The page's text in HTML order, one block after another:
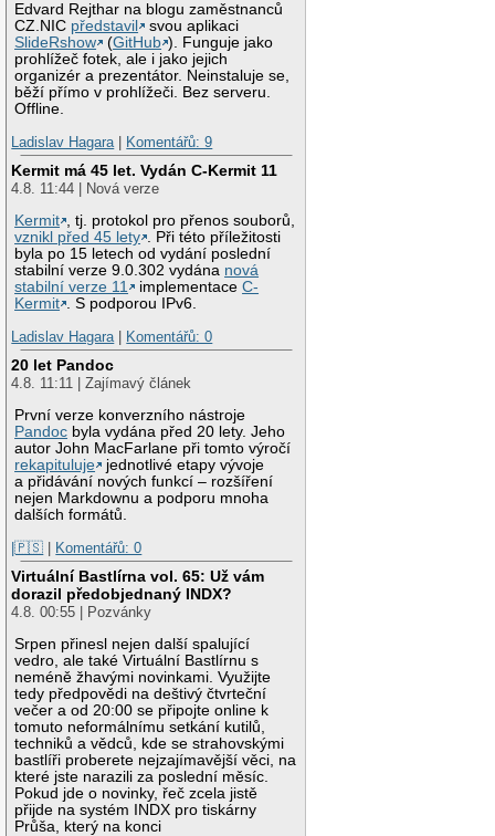
Edvard Rejthar na blogu zaměstnanců
CZ.NIC představil
svou aplikaci
SlideRshow
(GitHub ). Funguje jako
prohlížeč fotek, ale i jako jejich
organizér a prezentátor. Neinstaluje se,
běží přímo v prohlížeči. Bez serveru.
Offline.
Ladislav Hagara | Komentářů: 9
Kermit má 45 let. Vydán C-Kermit 11
4.8. 11:44 | Nová verze
Kermit , tj. protokol pro přenos souborů,
vznikl před 45 lety . Při této příležitosti
byla po 15 letech od vydání poslední
stabilní verze 9.0.302 vydána nová
stabilní verze 11
implementaceC-
Kermit . S podporou IPv6.
Ladislav Hagara | Komentářů: 0
20 let Pandoc
4.8. 11:11 | Zajímavý článek
První verze konverzního nástroje
Pandoc byla vydána před 20 lety. Jeho
autor John MacFarlane při tomto výročí
rekapituluje
jednotlivé etapy vývoje
a přidávání nových funkcí – rozšíření
nejen Markdownu a podporu mnoha
dalších formátů.
|🇵🇸 | Komentářů: 0
Virtuální Bastlírna vol. 65: Už vám
dorazil předobjednaný INDX?
4.8. 00:55 | Pozvánky
Srpen přinesl nejen další spalující
vedro, ale také Virtuální Bastlírnu s
neméně žhavými novinkami. Využijte
tedy předpovědi na deštivý čtvrteční
večer a od 20:00 se připojte online k
tomuto neformálnímu setkání kutilů,
techniků a vědců, kde se strahovskými
bastlíři proberete nejzajímavější věci, na
které jste narazili za poslední měsíc.
Pokud jde o novinky, řeč zcela jistě
přijde na systém INDX pro tiskárny
Průša, který na konci